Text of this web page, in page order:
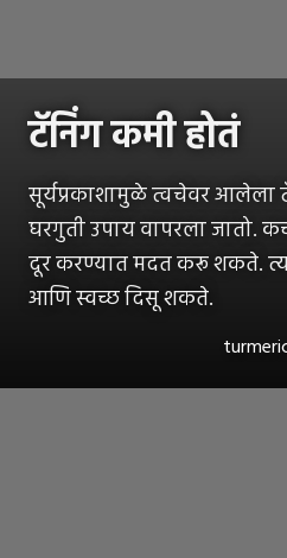
टॅनिंग कमी होतं
सूर्यप्रकाशामुळे त्वचेवर आलेला
घरगुती उपाय वापरला जातो.
दूर करण्यात मदत करू शकते.
आणि स्वच्छ दिसू शकते.